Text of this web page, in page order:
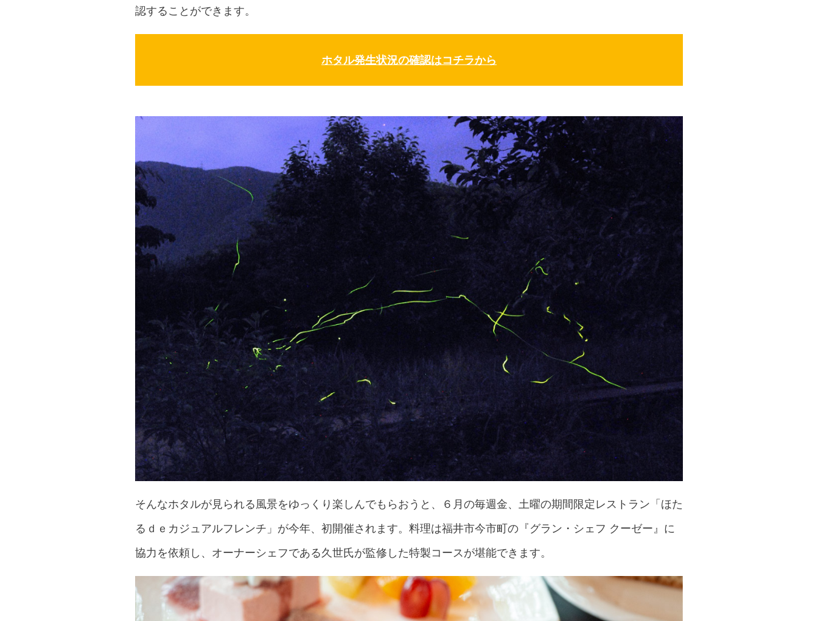
認することができます。
ホタル発生状況の確認はコチラから
そんなホタルが見られる風景をゆっくり楽しんでもらおうと、６月の毎週金、土曜の期間限定レストラン「ほた
るｄｅカジュアルフレンチ」が今年、初開催されます。料理は福井市今市町の『グラン・シェフ クーゼー』に
協力を依頼し、オーナーシェフである久世氏が監修した特製コースが堪能できます。